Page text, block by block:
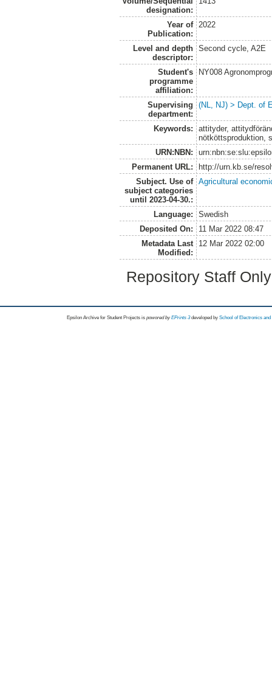
designation:
Year of
Publication:
2022
Level and depth
descriptor:
Second cycle, A2E
Student's
programme
affiliation:
NY008
Supervising
department:
(NL, NJ) > Dept. of
Keywords:
attityder,
nötköttsproduktion,
URN:NBN:
Permanent URL:
http://urn.kb.se/
Subject. Use of
subject categories
until 2023-04-30.:
Agricultural
Language:
Swedish
Deposited On:
11 Mar 2022 08:47
Metadata Last
Modified:
12 Mar 2022 02:00
Repository Staff
Epsilon Archive for Student Projects is powored byEPrints 3 developed by School of Electronics